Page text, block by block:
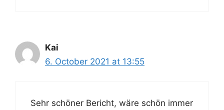
Kai
6. October 2021 at 13:55
Sehr schöner Bericht, wäre schön immer